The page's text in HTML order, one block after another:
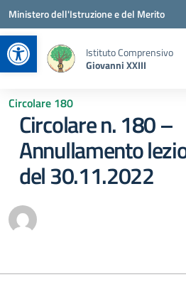
Apri la barra degli
Vai ai contenuti
Vai al menu di navigazione
Vai al footer
Ministero dell'Istruzione e del Merito
Istituto Comprensivo
Giovanni XXIII
Circolare 180
Circolare n. 180 –
Annullamento
del 30.11.2022